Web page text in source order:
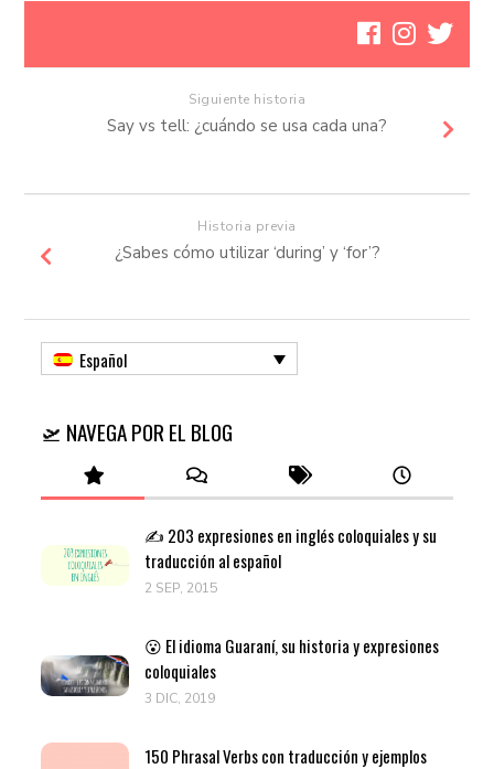
Siguiente historia
Say vs tell: ¿cuándo se usa cada una?
Historia previa
¿Sabes cómo utilizar ‘during’ y ‘for’?
Español
🛫 NAVEGA POR EL BLOG
✍️ 203 expresiones en inglés coloquiales y su
traducción al español
2 SEP, 2015
😮 El idioma Guaraní, su historia y expresiones
coloquiales
3 DIC, 2019
150 Phrasal Verbs con traducción y ejemplos